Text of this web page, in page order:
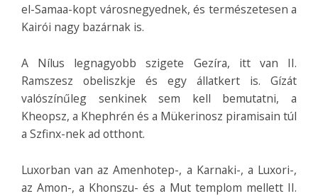
el-Samaa-kopt városnegyednek, és természetesen a
Kairói nagy bazárnak is.
A Nílus legnagyobb szigete Gezíra, itt van II.
Ramszesz obeliszkje és egy állatkert is. Gízát
valószínűleg senkinek sem kell bemutatni, a
Kheopsz, a Khephrén és a Mükerinosz piramisain túl
a Szfinx-nek ad otthont.
Luxorban van az Amenhotep-, a Karnaki-, a Luxori-,
az Amon-, a Khonszu- és a Mut templom mellett II.